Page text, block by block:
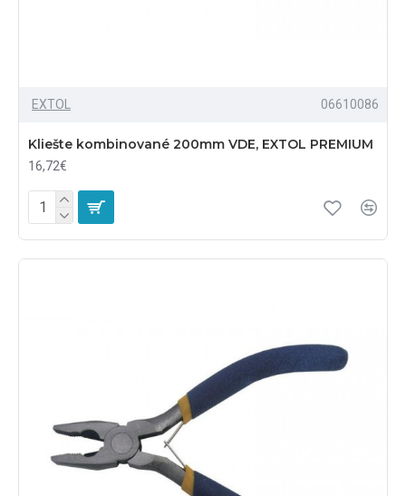
EXTOL 06610086
Kliešte kombinované 200mm VDE, EXTOL PREMIUM
16,72€